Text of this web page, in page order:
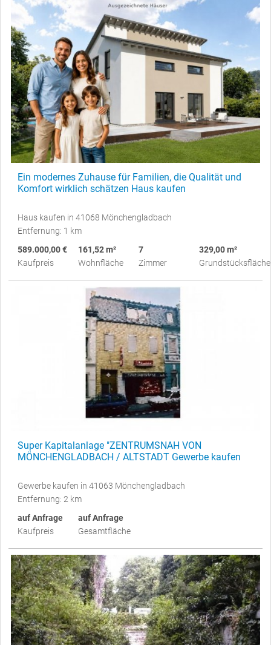
Ein modernes Zuhause für Familien, die Qualität und
Komfort wirklich schätzen Haus kaufen
Haus kaufen in 41068 Mönchengladbach
Entfernung: 1 km
589.000,00 €
Kaufpreis
161,52 m²
Wohnfläche
7
Zimmer
329,00 m²
Grundstücksfläche
Super Kapitalanlage "ZENTRUMSNAH VON
MÖNCHENGLADBACH / ALTSTADT Gewerbe kaufen
Gewerbe kaufen in 41063 Mönchengladbach
Entfernung: 2 km
auf Anfrage
Kaufpreis
auf Anfrage
Gesamtfläche